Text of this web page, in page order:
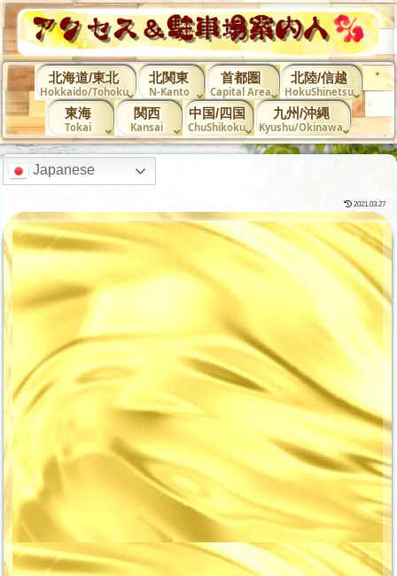
北海道/東北
Hokkaido/Tohoku
北関東
N-Kanto
首都圏
Capital Area
北陸/信越
HokuShinetsu
東海
Tokai
関西
Kansai
中国/四国
ChuShikoku
九州/沖縄
Kyushu/Okinawa
Japanese
2021.03.27